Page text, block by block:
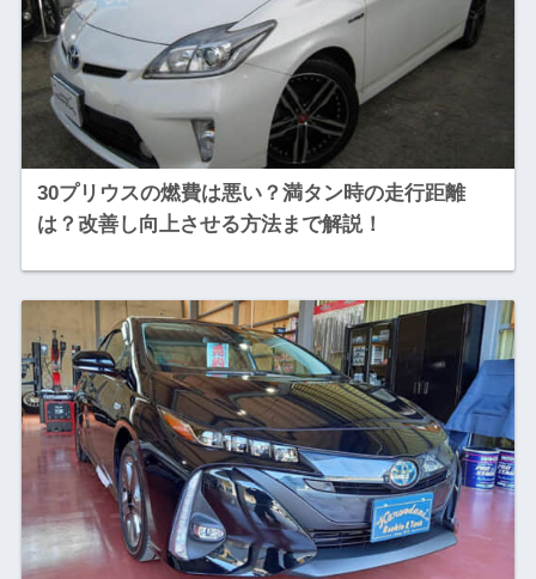
30プリウスの燃費は悪い？満タン時の走行距離
は？改善し向上させる方法まで解説！